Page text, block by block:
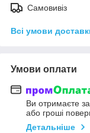
Самовивіз
Всі умови
Умови оплати
Ви отримаєте
або гроші
Детальніше